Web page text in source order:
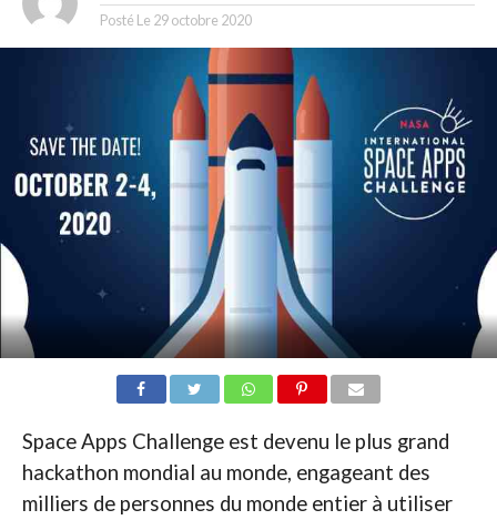
Posté Le 29 octobre 2020
Space Apps Challenge est devenu le plus grand
hackathon mondial au monde, engageant des
milliers de personnes du monde entier à utiliser